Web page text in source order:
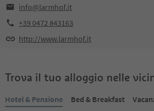
info@larmhof.it
+39 0472 843163
http://www.larmhof.it
Trova il tuo alloggio nelle
Hotel & Pensione Bed & Breakfast